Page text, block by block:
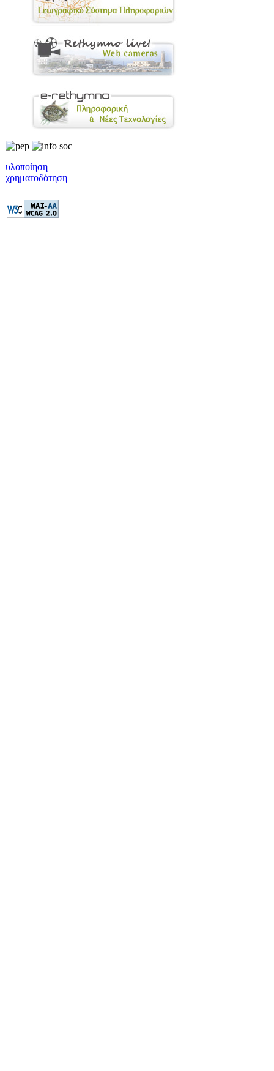
υλοποίηση
χρηματοδότηση